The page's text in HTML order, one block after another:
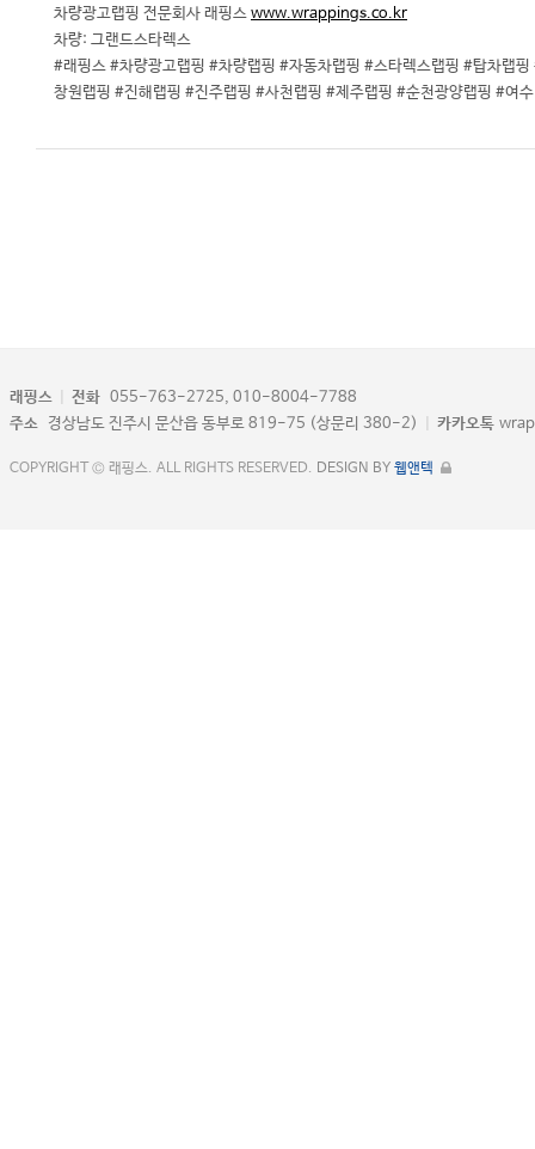
차량광고랩핑 전문회사 래핑스 www.wrappings.co.kr
차량: 그랜드스타렉스
#래핑스 #차량광고랩핑 #차량랩핑 #자동차랩핑 #스타렉스랩핑 #탑차랩
창원랩핑 #진해랩핑 #진주랩핑 #사천랩핑 #제주랩핑 #순천광양랩핑 #여
래핑스 전화 055-763-2725, 010-8004-7788
주소 경상남도 진주시 문산읍 동부로 819-75 (상문리 380-2) 카카오톡
COPYRIGHT © 래핑스. ALL RIGHTS RESERVED. DESIGN BY 웹앤텍